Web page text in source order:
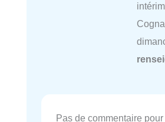
Pas de commentaire pour